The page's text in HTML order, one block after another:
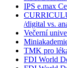
IPS e.max
/digital vs.
Večerní
TMK pro
FDI World